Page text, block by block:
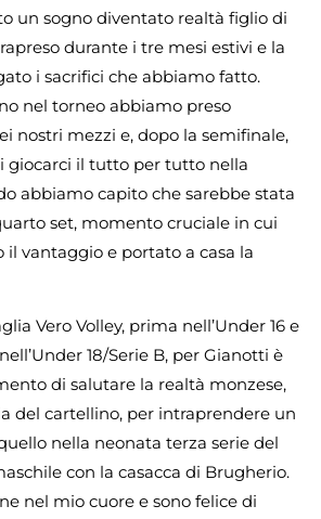
un sogno diventato realtà figlio di
durante i tre mesi estivi e la
i sacrifici che abbiamo fatto.
nel torneo abbiamo preso
nostri mezzi e, dopo la semifinale,
giocarci il tutto per tutto nella
abbiamo capito che sarebbe stata
set, momento cruciale in cui
vantaggio e portato a casa la
Vero Volley, prima nell’Under 16 e
18/Serie B, per Gianotti è
di salutare la realtà monzese,
del cartellino, per intraprendere un
nella neonata terza serie del
con la casacca di Brugherio.
nel mio cuore e sono felice di